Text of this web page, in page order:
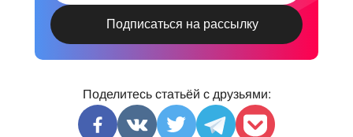
Поделитесь статьёй с друзьями: